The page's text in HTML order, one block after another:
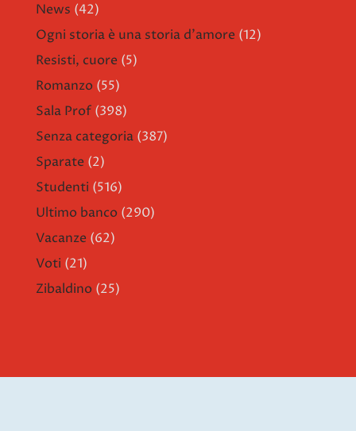
News (42)
Ogni storia è una storia d'amore (12)
Resisti, cuore (5)
Romanzo (55)
Sala Prof (398)
Senza categoria (387)
Sparate (2)
Studenti (516)
Ultimo banco (290)
Vacanze (62)
Voti (21)
Zibaldino (25)